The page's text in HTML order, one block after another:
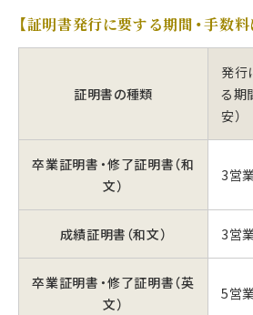
【証明書発行に要する期間・手数料
証明書の種類
発行
る期
安）
卒業証明書・修了証明書（和
文）
3営
成績証明書（和文） 3営
卒業証明書・修了証明書（英
文）
5営